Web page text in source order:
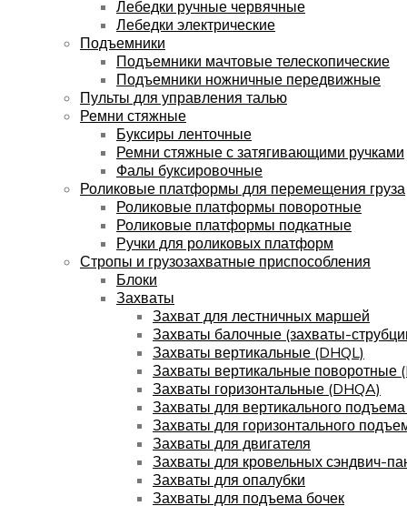
Лебедки ручные червячные
Лебедки электрические
Подъемники
Подъемники мачтовые телескопические
Подъемники ножничные передвижные
Пульты для управления талью
Ремни стяжные
Буксиры ленточные
Ремни стяжные с затягивающими ручками
Фалы буксировочные
Роликовые платформы для перемещения груза
Роликовые платформы поворотные
Роликовые платформы подкатные
Ручки для роликовых платформ
Стропы и грузозахватные приспособления
Блоки
Захваты
Захват для лестничных маршей
Захваты балочные (захваты-
Захваты вертикальные (DHQL)
Захваты вертикальные поворотные
Захваты горизонтальные (DHQA)
Захваты для вертикального
Захваты для горизонтального
Захваты для двигателя
Захваты для кровельных сэндвич-
Захваты для опалубки
Захваты для подъема бочек